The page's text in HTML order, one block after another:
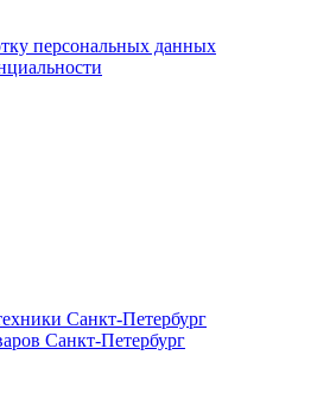
персональных данных
Санкт-Петербург
Санкт-Петербург